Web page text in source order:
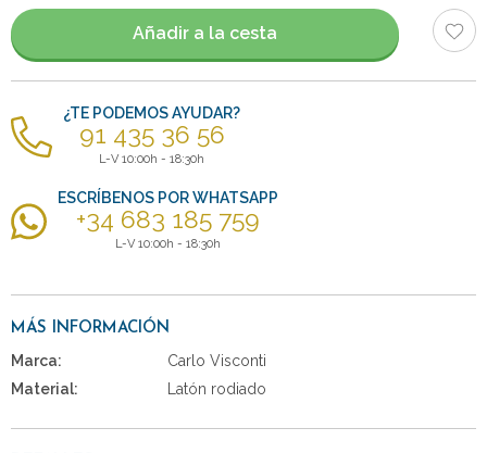
artículos
Añadir a la cesta
¿TE PODEMOS AYUDAR?
91 435 36 56
L-V 10:00h - 18:30h
ESCRÍBENOS POR WHATSAPP
+34 683 185 759
L-V 10:00h - 18:30h
MÁS INFORMACIÓN
Marca:
Carlo Visconti
Material:
Latón rodiado